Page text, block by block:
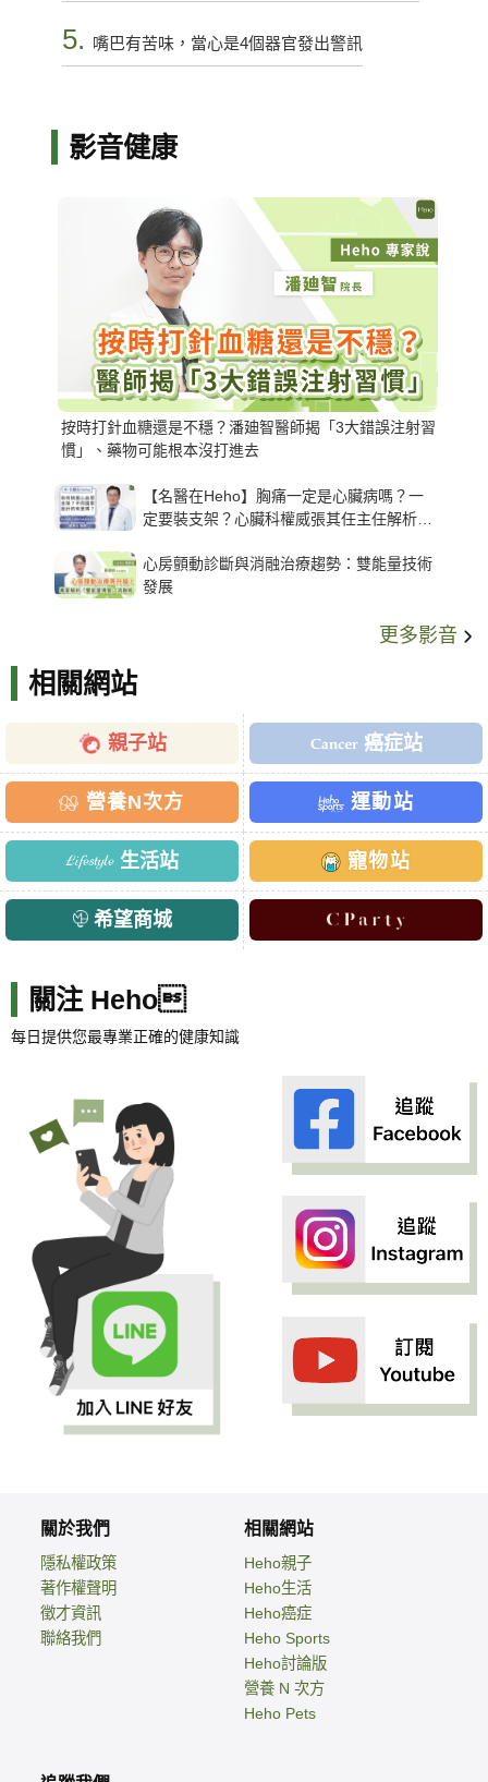
5. 嘴巴有苦味，當心是4個器官發出警訊
影音健康
按時打針血糖還是不穩？潘廸智醫師揭「3大錯誤注射習
慣」、藥物可能根本沒打進去
【名醫在Heho】胸痛一定是心臟病嗎？一
定要裝支架？心臟科權威張其任主任解析支
心房顫動診斷與消融治療趨勢：雙能量技術
發展
更多影音
相關網站
親子站 癌症站
營養N次方 運動站
生活站 寵物站
希望商城
關注 Heho
每日提供您最專業正確的健康知識
關於我們
隱私權政策
著作權聲明
徵才資訊
聯絡我們
相關網站
Heho親子
Heho生活
Heho癌症
Heho Sports
Heho討論版
營養 N 次方
Heho Pets